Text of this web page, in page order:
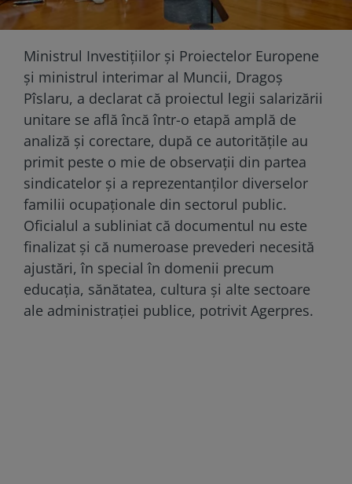
Ministrul Investițiilor și Proiectelor Europene
și ministrul interimar al Muncii, Dragoș
Pîslaru, a declarat că proiectul legii salarizării
unitare se află încă într-o etapă amplă de
analiză și corectare, după ce autoritățile au
primit peste o mie de observații din partea
sindicatelor și a reprezentanților diverselor
familii ocupaționale din sectorul public.
Oficialul a subliniat că documentul nu este
finalizat și că numeroase prevederi necesită
ajustări, în special în domenii precum
educația, sănătatea, cultura și alte sectoare
ale administrației publice, potrivit Agerpres.